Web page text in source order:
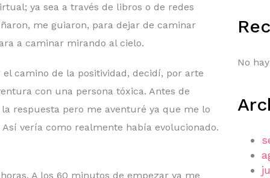
ya sea a través de libros o de redes
me guiaron, para dejar de caminar
a caminar mirando al cielo.
camino de la positividad, decidí, por arte
con una persona tóxica. Antes de
respuesta pero me aventuré ya que me lo
vería como realmente había evolucionado.
A los 60 minutos de empezar ya me
No